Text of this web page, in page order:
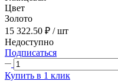
Цвет
Золото
15 322.50 ₽ / шт
Недоступно
Подписаться
Купить в 1 клик